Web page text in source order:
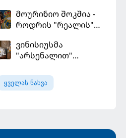
ფინალურ ეტაპზე – A
დივიზიონში
მოურინიო შოკშია -
როდრის "რეალის"
და "ბარსელონაში"
გადადის
ვინისიუსმა
"არსენალით"
გამოიყენა და
"რეალთან"
ყველას ნახვა